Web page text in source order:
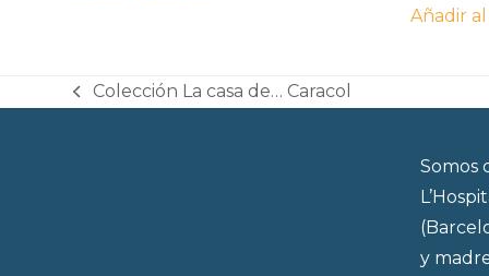
Añadir
previous
Colección La casa de… Caracol
Somos
y